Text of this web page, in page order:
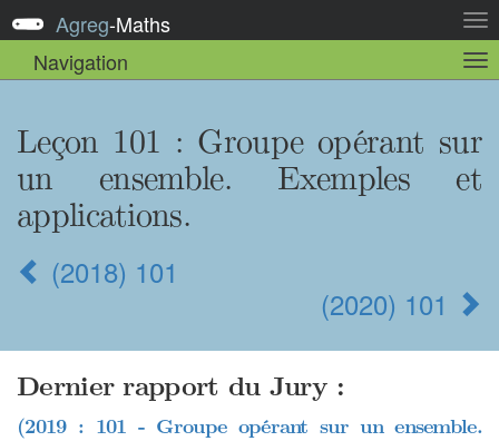
la
Agreg-Maths
Navigation
la
Leçon 101 : Groupe opérant sur
un ensemble. Exemples et
applications.
(2018) 101
(2020) 101
Dernier rapport du Jury :
(2019 : 101 - Groupe opérant sur un ensemble.